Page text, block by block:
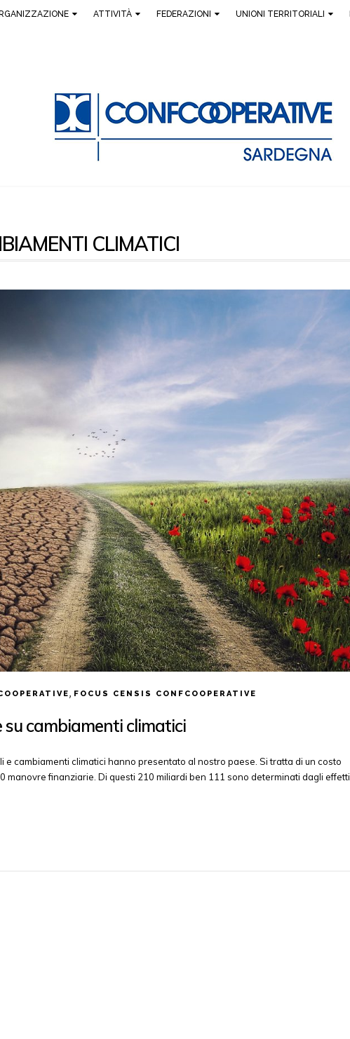
ATTIVITÀ FEDERAZIONI UNIONI TERRITORIALI
CLIMATICI
, FOCUS CENSIS CONFCOOPERATIVE
su cambiamenti climatici
e cambiamenti climatici hanno presentato al nostro paese. Si tratta di un costo
manovre finanziarie. Di questi 210 miliardi ben 111 sono determinati dagli effetti